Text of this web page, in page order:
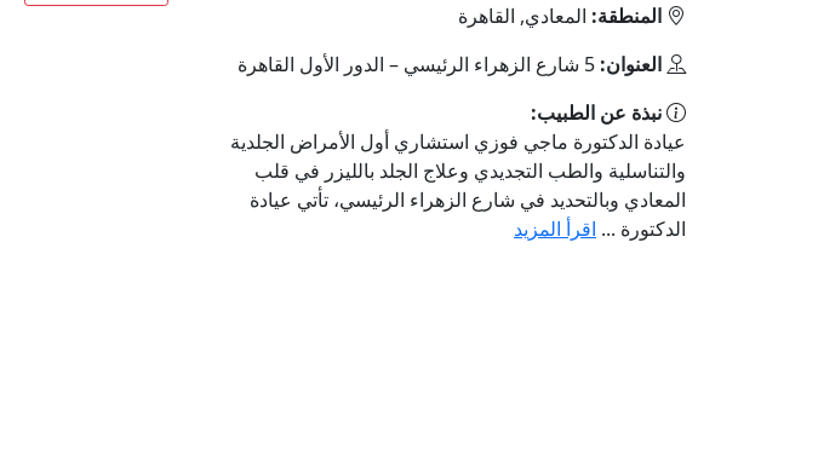
المنطقة: المعادي, القاهرة
العنوان: 5 شارع الزهراء الرئيسي – الدور الأول القاهرة
نبذة عن الطبيب:
عيادة الدكتورة ماجي فوزي استشاري أول الأمراض الجلدية
والتناسلية والطب التجديدي وعلاج الجلد بالليزر في قلب
المعادي وبالتحديد في شارع الزهراء الرئيسي، تأتي عيادة
الدكتورة ... اقرأ المزيد